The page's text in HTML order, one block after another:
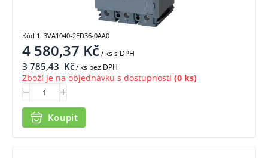
4 580,37 Kč/ kss DPH
3 785,43 Kč/ ks bez DPH
Zboží je na objednávku s dostupností (0 ks)
Koupit
Kód 1: 3VA1040-2ED36-0AA0